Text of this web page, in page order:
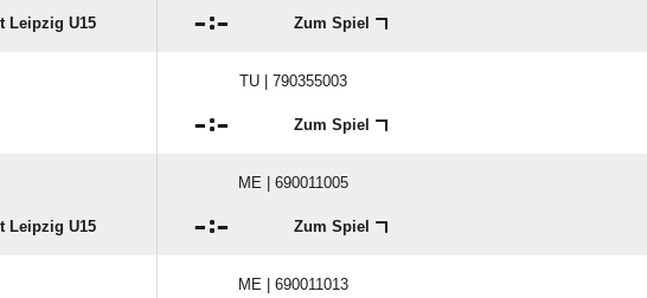
Leipzig U15 : Zum Spiel
TU | 790355003
: Zum Spiel
ME | 690011005
Leipzig U15 : Zum Spiel
ME | 690011013